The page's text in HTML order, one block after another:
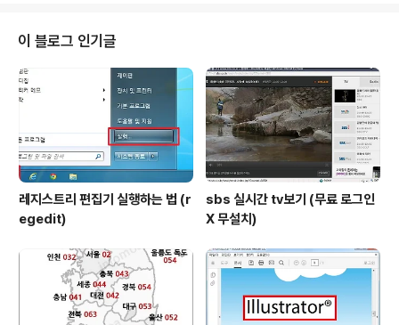
p://www8.hp.com/kr/ko/support-drivers.html hp홈페이지의 고객지
원센터에 접속해서 드라이버 및 소프트웨어 메뉴를 클릭 합니다. 드라이버 및
소프트웨어..
이 블로그 인기글
레지스트리 편집기 실행하는 법 (r
egedit)
sbs 실시간 tv보기 (무료 로그인
X 무설치)